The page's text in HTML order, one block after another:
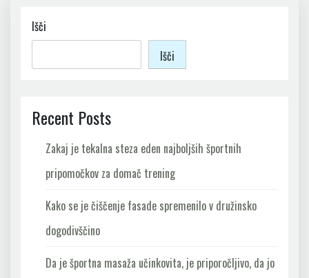
Išči
Išči
Recent Posts
Zakaj je tekalna steza eden najboljših športnih
pripomočkov za domač trening
Kako se je čiščenje fasade spremenilo v družinsko
dogodivščino
Da je športna masaža učinkovita, je priporočljivo, da jo